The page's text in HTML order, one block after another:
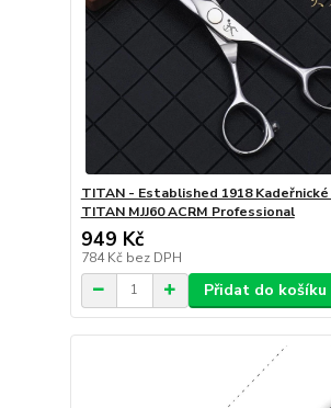
TITAN - Established 1918 Kadeřnické
TITAN MJJ60 ACRM Professional
949 Kč
784 Kč bez DPH
Přidat do košíku